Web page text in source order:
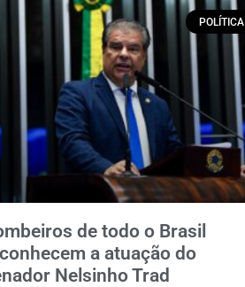
POLÍTICA
de todo o Brasil
a atuação do
Nelsinho Trad